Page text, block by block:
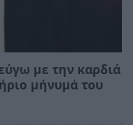
με την καρδιά
μήνυμά του